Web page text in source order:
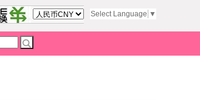
Select Language ▼